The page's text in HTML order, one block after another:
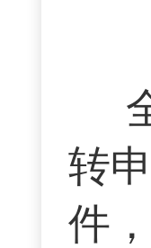
转
件